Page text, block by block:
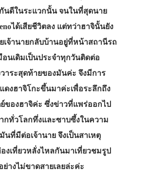
นดีในระแวกนั้น จนในที่สุดนาย
ได้เสียชีวิตลง แต่ทว่าฮาจินั้นยัง
เจ้านายกลับบ้านอยู่ที่หน้าสถานีรถ
อนเดิมเป็นประจำทุกวันติดต่อ
าระสุดท้ายของมันค่ะ จึงมีการ
ดงฮาจิโกะขึ้นมาค่ะเพื่อระลึกถึง
ของฮาจิค่ะ ซึ่งข่าวที่แพร่ออกไป
กทั่วโลกทึ่งและซาบซึ้งในความ
นที่มีต่อเจ้านาย จึงเป็นสาเหตุ
งเที่ยวหลั่งไหลกันมาเที่ยวชมรูป
ย่างไม่ขาดสายเลยล่ะค่ะ